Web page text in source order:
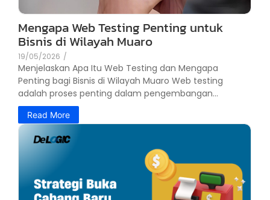
Mengapa Web Testing Penting untuk
Bisnis di Wilayah Muaro
19/05/2026 /
Menjelaskan Apa Itu Web Testing dan Mengapa
Penting bagi Bisnis di Wilayah Muaro Web testing
adalah proses penting dalam pengembangan...
Read More